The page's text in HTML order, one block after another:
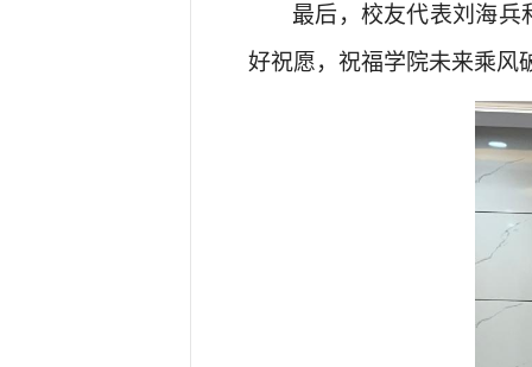
最后，校友代表刘海兵
好祝愿，祝福学院未来乘风